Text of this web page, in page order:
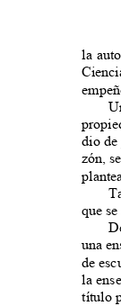
la
dio de
zón,
que
una
de
la
título